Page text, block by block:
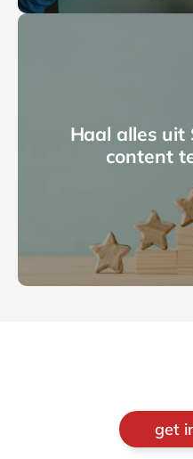
Haal alles uit
content
get